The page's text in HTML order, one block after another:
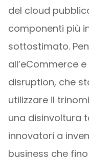
del cloud
componenti più
sottostimato.
all’eCommerce
disruption, che
utilizzare il
una disinvoltura
innovatori a
business che